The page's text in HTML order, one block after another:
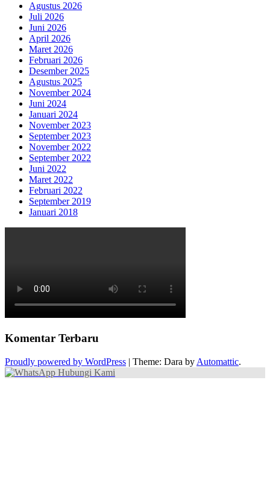
Agustus 2026
Juli 2026
Juni 2026
April 2026
Maret 2026
Februari 2026
Desember 2025
Agustus 2025
November 2024
Juni 2024
Januari 2024
November 2023
September 2023
November 2022
September 2022
Juni 2022
Maret 2022
Februari 2022
September 2019
Januari 2018
Komentar Terbaru
Proudly powered by WordPress | Theme: Dara by Automattic.
Hubungi Kami